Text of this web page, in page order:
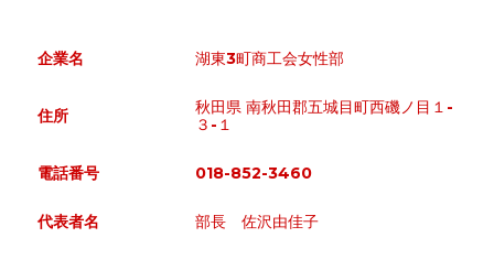
企業名 湖東3町商工会女性部
住所
秋田県 南秋田郡五城目町西磯ノ目１-
３-１
電話番号 018-852-3460
代表者名 部長 佐沢由佳子